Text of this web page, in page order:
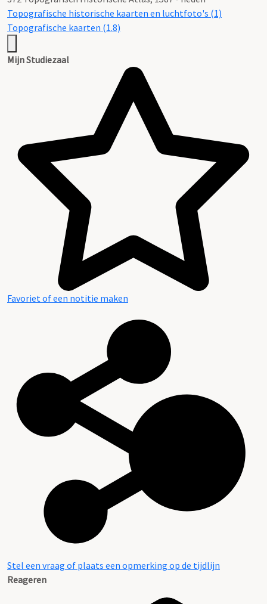
Topografische historische kaarten en luchtfoto's (1)
Topografische kaarten (1.8)
Mijn Studiezaal
Favoriet of een notitie maken
Stel een vraag of plaats een opmerking op de tijdlijn
Reageren